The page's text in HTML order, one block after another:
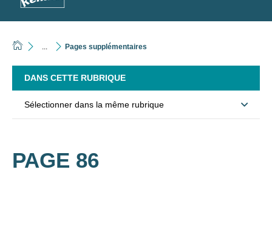
Pages supplémentaires
DANS CETTE RUBRIQUE
Sélectionner dans la même rubrique
PAGE 86